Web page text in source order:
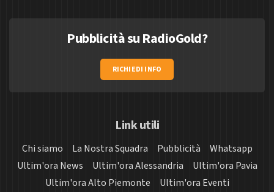
Pubblicità su RadioGold?
RICHIEDI INFO
Link utili
Chi siamo La Nostra Squadra Pubblicità
Whatsapp
Ultim'ora News
Ultim'ora Alessandria
Ultim'ora Pavia
Ultim'ora Alto Piemonte
Ultim'ora Eventi